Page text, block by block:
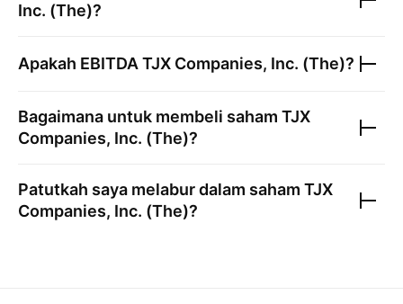
Inc. (The)?
Apakah EBITDA TJX Companies, Inc. (The)?
Bagaimana untuk membeli saham TJX
Companies, Inc. (The)?
Patutkah saya melabur dalam saham TJX
Companies, Inc. (The)?